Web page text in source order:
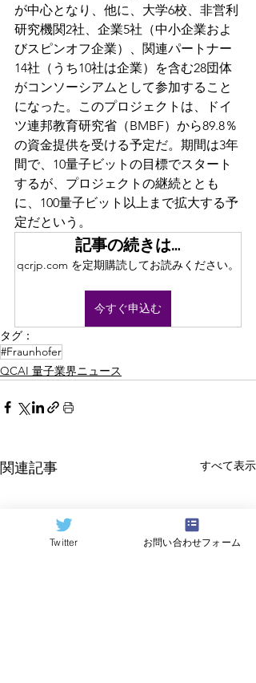
が中心となり、他に、大学6校、非営利
研究機関2社、企業5社（中小企業およ
びスピンオフ企業）、関連パートナー
14社（うち10社は企業）を含む28団体
がコンソーシアムとして参加すること
になった。このプロジェクトは、ドイ
ツ連邦教育研究省（BMBF）から89.8％
の資金提供を受ける予定だ。期間は3年
間で、10量子ビットの目標でスタート
するが、プロジェクトの継続ととも
に、100量子ビット以上まで拡大する予
定だという。
記事の続きは…
qcrjp.com を定期購読してお読みください。
今すぐ申込む
タグ：
#Fraunhofer
QCAI 量子業界ニュース
関連記事 すべて表示
Twitter お問い合わせフォーム